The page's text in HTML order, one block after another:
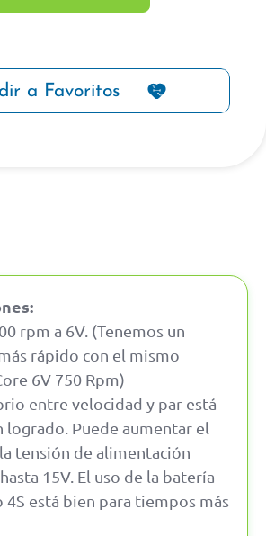
a Favoritos
rpm a 6V. (Tenemos un
rápido con el mismo
6V 750 Rpm)
entre velocidad y par está
logrado. Puede aumentar el
tensión de alimentación
15V. El uso de la batería
4S está bien para tiempos más